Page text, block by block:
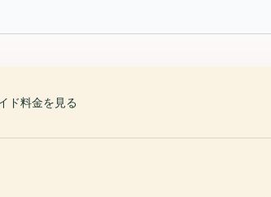
ド料金を見る